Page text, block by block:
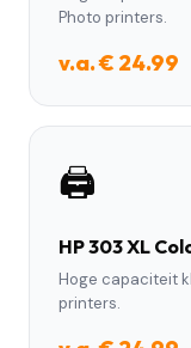
Photo printers.
v.a. € 24.99
🖨️
HP 303 XL
Hoge capaciteit
printers.